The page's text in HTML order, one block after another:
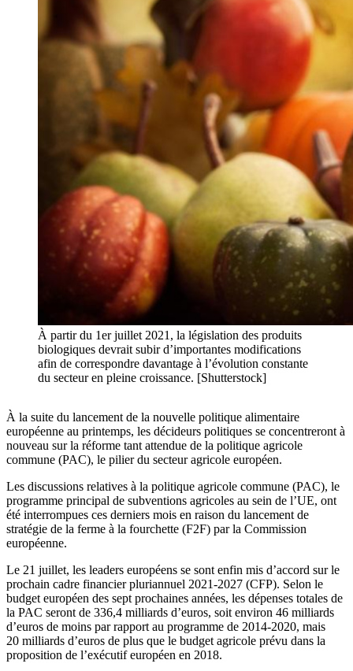
À partir du 1er juillet 2021, la législation des produits
biologiques devrait subir d’importantes modifications
afin de correspondre davantage à l’évolution constante
du secteur en pleine croissance. [Shutterstock]
À la suite du lancement de la nouvelle politique alimentaire
européenne au printemps, les décideurs politiques se concentreront à
nouveau sur la réforme tant attendue de la politique agricole
commune (PAC), le pilier du secteur agricole européen.
Les discussions relatives à la politique agricole commune (PAC), le
programme principal de subventions agricoles au sein de l’UE, ont
été interrompues ces derniers mois en raison du lancement de
stratégie de la ferme à la fourchette (F2F) par la Commission
européenne.
Le 21 juillet, les leaders européens se sont enfin mis d’accord sur le
prochain cadre financier pluriannuel 2021-2027 (CFP). Selon le
budget européen des sept prochaines années, les dépenses totales de
la PAC seront de 336,4 milliards d’euros, soit environ 46 milliards
d’euros de moins par rapport au programme de 2014-2020, mais
20 milliards d’euros de plus que le budget agricole prévu dans la
proposition de l’exécutif européen en 2018.